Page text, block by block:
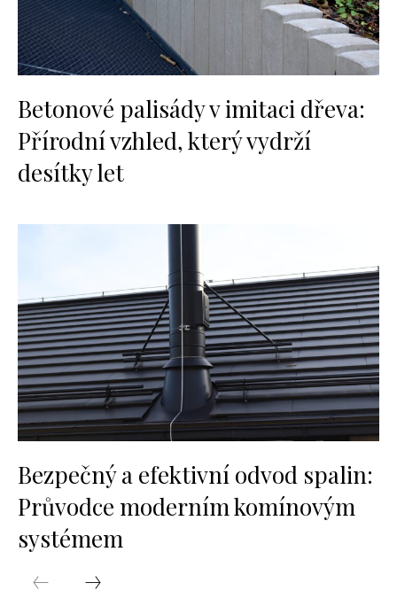
Betonové palisády v imitaci dřeva:
Přírodní vzhled, který vydrží
desítky let
Bezpečný a efektivní odvod spalin:
Průvodce moderním komínovým
systémem